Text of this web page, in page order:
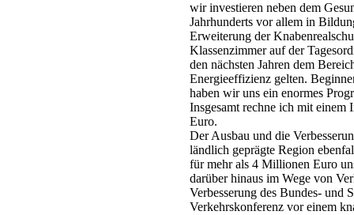
wir investieren neben dem
Jahrhunderts vor allem in
Erweiterung der
Klassenzimmer auf der
den nächsten Jahren dem
Energieeffizienz gelten.
haben wir uns ein enormes
Insgesamt rechne ich mit
Euro.
Der Ausbau und die
ländlich geprägte Region
für mehr als 4 Millionen Euro
darüber hinaus im Wege von
Verbesserung des Bundes- und
Verkehrskonferenz vor einem